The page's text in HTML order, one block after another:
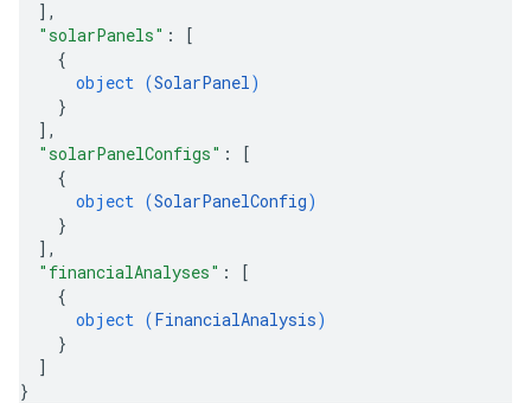
] ,
"solarPanels" :
[
{
object (SolarPanel)
}
] ,
"solarPanelConfigs" :
[
{
object (SolarPanelConfig)
}
] ,
"financialAnalyses" :
[
{
object (FinancialAnalysis)
}
]
}